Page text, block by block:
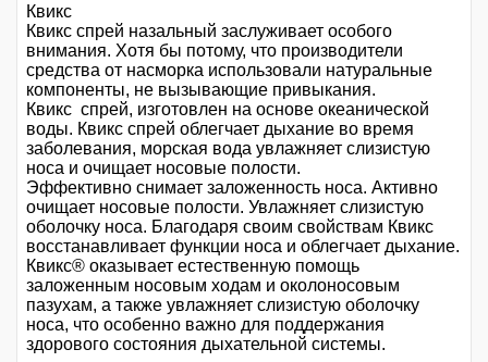
Квикс
Квикс спрей назальный заслуживает особого
внимания. Хотя бы потому, что производители
средства от насморка использовали натуральные
компоненты, не вызывающие привыкания.
Квикс спрей, изготовлен на основе океанической
воды. Квикс спрей облегчает дыхание во время
заболевания, морская вода увлажняет слизистую
носа и очищает носовые полости.
Эффективно снимает заложенность носа. Активно
очищает носовые полости. Увлажняет слизистую
оболочку носа. Благодаря своим свойствам Квикс
восстанавливает функции носа и облегчает дыхание.
Квикс® оказывает естественную помощь
заложенным носовым ходам и околоносовым
пазухам, а также увлажняет слизистую оболочку
носа, что особенно важно для поддержания
здорового состояния дыхательной системы.